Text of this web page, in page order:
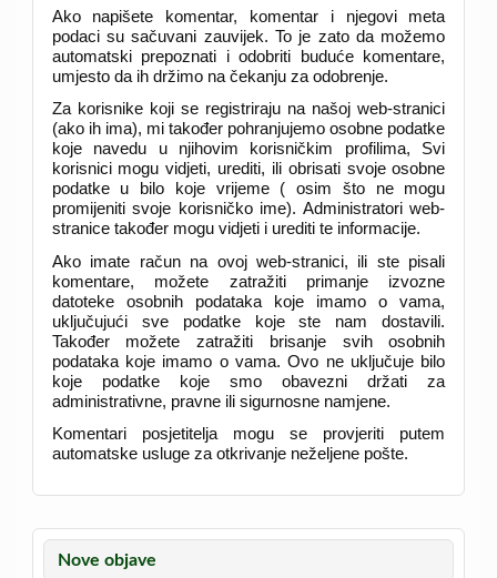
Ako napišete komentar, komentar i njegovi meta
podaci su sačuvani zauvijek. To je zato da možemo
automatski prepoznati i odobriti buduće komentare,
umjesto da ih držimo na čekanju za odobrenje.
Za korisnike koji se registriraju na našoj web-stranici
(ako ih ima), mi također pohranjujemo osobne podatke
koje navedu u njihovim korisničkim profilima, Svi
korisnici mogu vidjeti, urediti, ili obrisati svoje osobne
podatke u bilo koje vrijeme ( osim što ne mogu
promijeniti svoje korisničko ime). Administratori web-
stranice također mogu vidjeti i urediti te informacije.
Ako imate račun na ovoj web-stranici, ili ste pisali
komentare, možete zatražiti primanje izvozne
datoteke osobnih podataka koje imamo o vama,
uključujući sve podatke koje ste nam dostavili.
Također možete zatražiti brisanje svih osobnih
podataka koje imamo o vama. Ovo ne uključuje bilo
koje podatke koje smo obavezni držati za
administrativne, pravne ili sigurnosne namjene.
Komentari posjetitelja mogu se provjeriti putem
automatske usluge za otkrivanje neželjene pošte.
Nove objave